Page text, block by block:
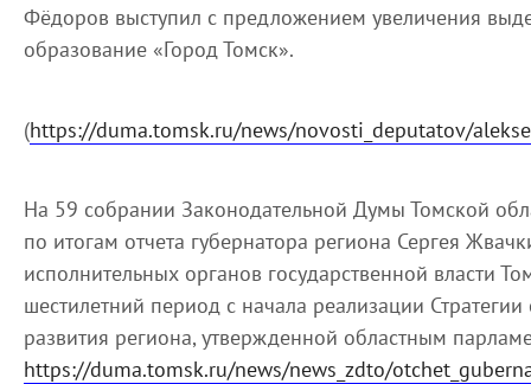
Фёдоров выступил с предложением увеличения
образование «Город Томск».
(https://duma.tomsk.ru/news/novosti_deputatov/
На 59 собрании Законодательной Думы Томской
по итогам отчета губернатора региона Сергея
исполнительных органов государственной власти
шестилетний период с начала реализации
развития региона, утвержденной областным
https://duma.tomsk.ru/news/news_zdto/